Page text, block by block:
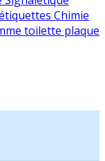
Chimie
toilette plaque